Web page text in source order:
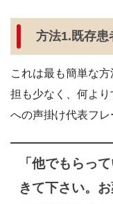
方法1.既存患
これは最も簡単な
担も少なく、何よ
への声掛け代表フレ
「他でもらっ
きて下さい。